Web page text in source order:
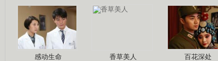
感动生命 香草美人 百花深处